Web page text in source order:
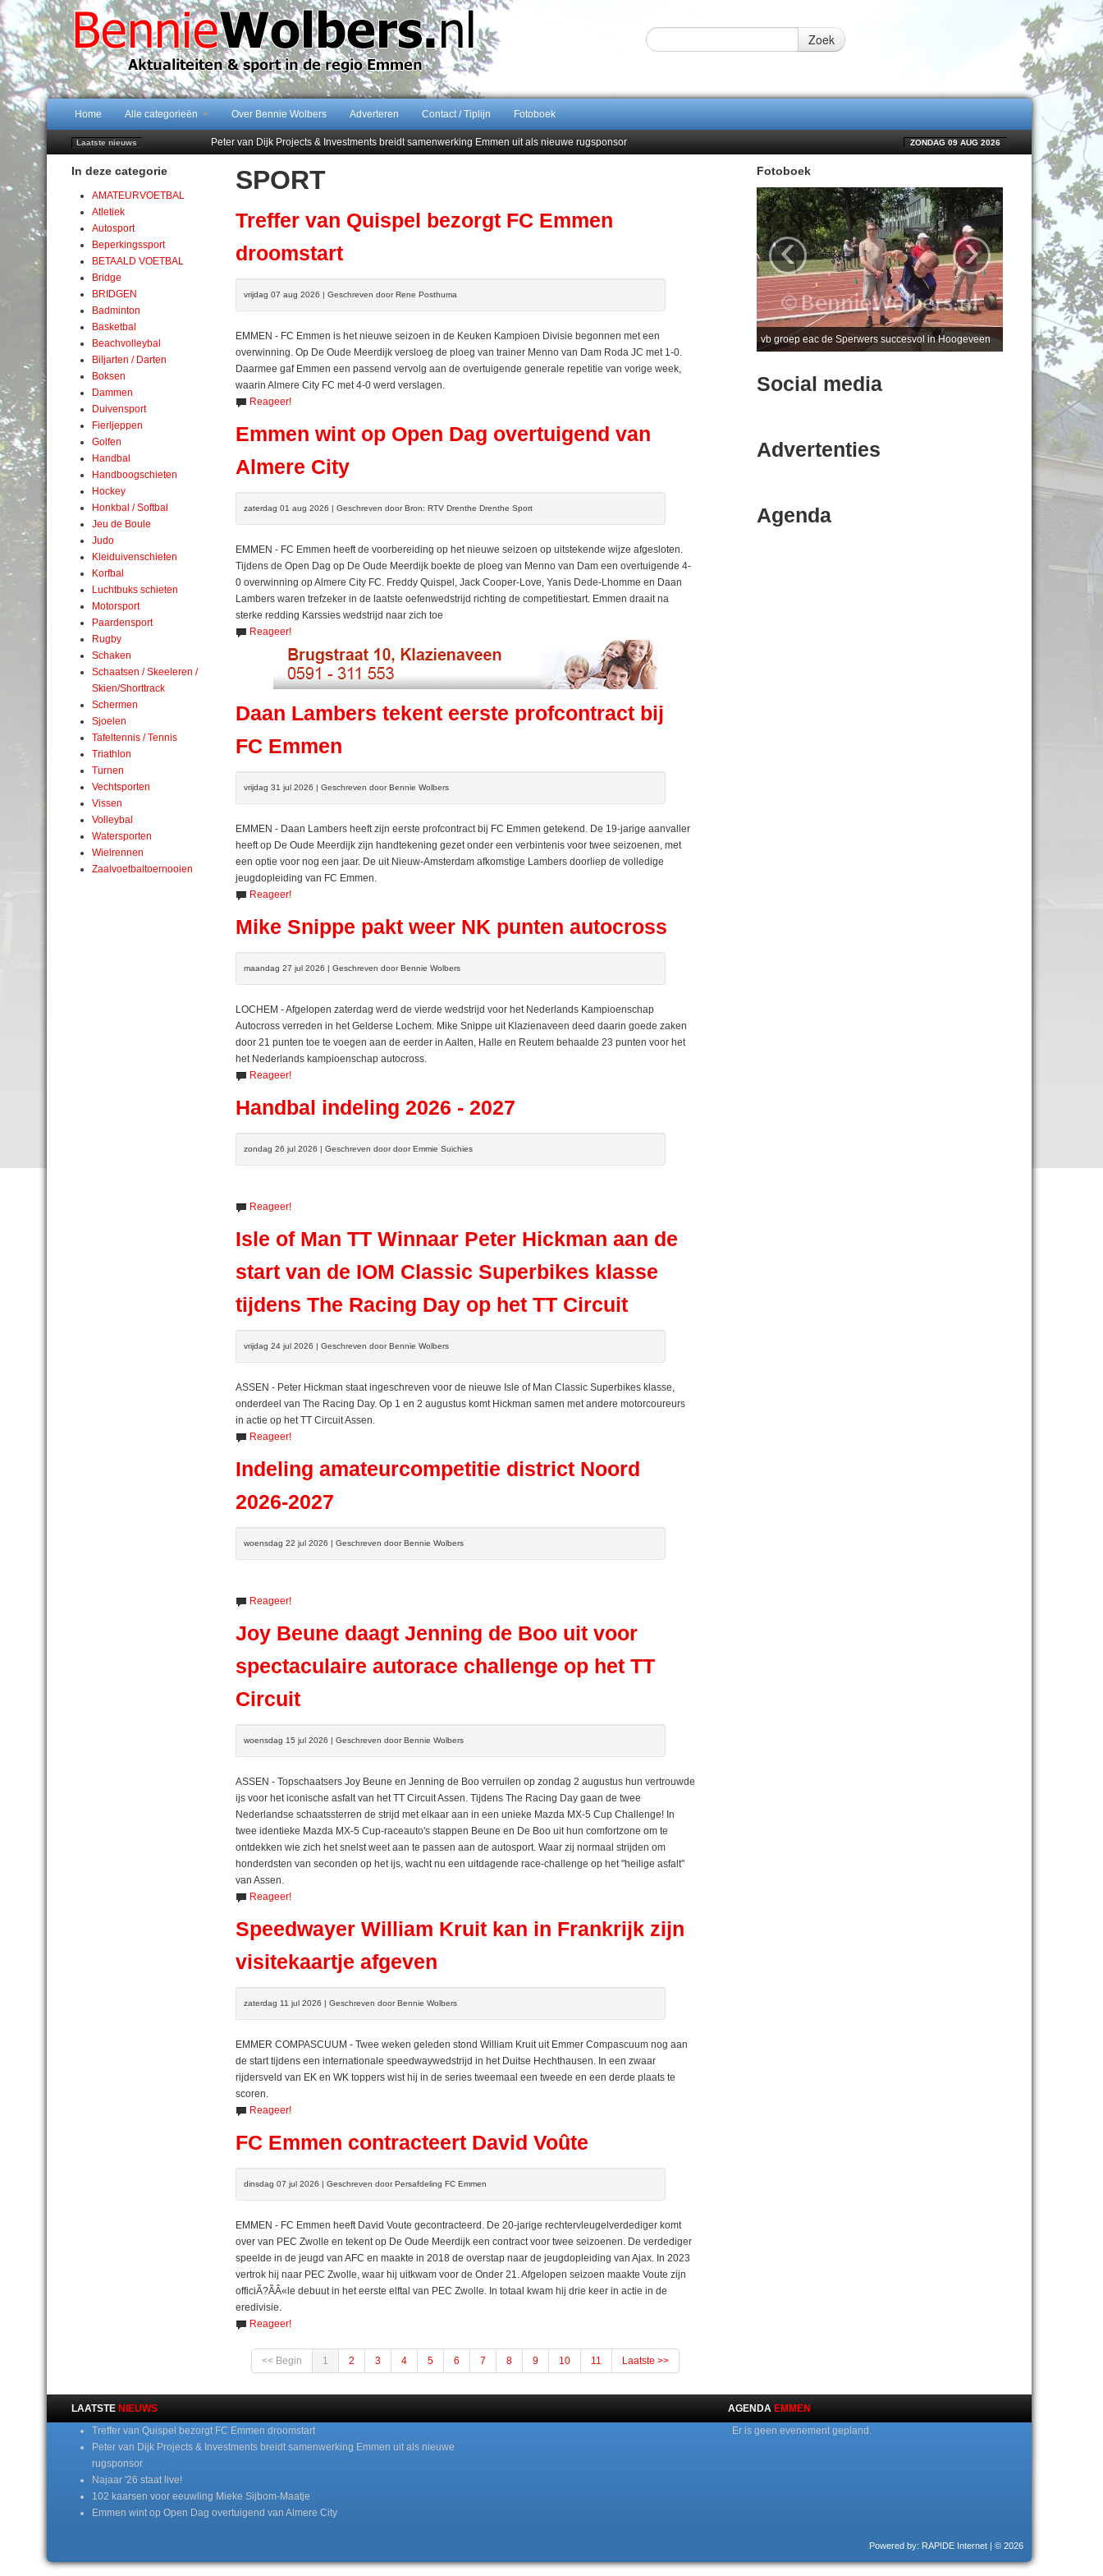
Zoek
Home Alle categorieën Over Bennie Wolbers Adverteren Contact / Tiplijn Fotoboek
Laatste nieuws
Peter van Dijk Projects & Investments breidt samenwerking Emmen uit als nieuwe rugsponsor
102 kaarsen voor eeuwling Mieke Sijbom-Maatje
Emmen wint op Open Dag overtuigend van Almere City
ZONDAG 09 AUG 2026
In deze categorie
AMATEURVOETBAL
Atletiek
Autosport
Beperkingssport
BETAALD VOETBAL
Bridge
BRIDGEN
Badminton
Basketbal
Beachvolleybal
Biljarten / Darten
Boksen
Dammen
Duivensport
Fierljeppen
Golfen
Handbal
Handboogschieten
Hockey
Honkbal / Softbal
Jeu de Boule
Judo
Kleiduivenschieten
Korfbal
Luchtbuks schieten
Motorsport
Paardensport
Rugby
Schaken
Schaatsen / Skeeleren /
Skien/Shorttrack
Schermen
Sjoelen
Tafeltennis / Tennis
Triathlon
Turnen
Vechtsporten
Vissen
Volleybal
Watersporten
Wielrennen
Zaalvoetbaltoernooien
SPORT
Treffer van Quispel bezorgt FC Emmen
droomstart
vrijdag 07 aug 2026 | Geschreven door Rene Posthuma
EMMEN - FC Emmen is het nieuwe seizoen in de Keuken Kampioen Divisie begonnen met een
overwinning. Op De Oude Meerdijk versloeg de ploeg van trainer Menno van Dam Roda JC met 1-0.
Daarmee gaf Emmen een passend vervolg aan de overtuigende generale repetitie van vorige week,
waarin Almere City FC met 4-0 werd verslagen.
Reageer!
Emmen wint op Open Dag overtuigend van
Almere City
zaterdag 01 aug 2026 | Geschreven door Bron: RTV Drenthe Drenthe Sport
EMMEN - FC Emmen heeft de voorbereiding op het nieuwe seizoen op uitstekende wijze afgesloten.
Tijdens de Open Dag op De Oude Meerdijk boekte de ploeg van Menno van Dam een overtuigende 4-
0 overwinning op Almere City FC. Freddy Quispel, Jack Cooper-Love, Yanis Dede-Lhomme en Daan
Lambers waren trefzeker in de laatste oefenwedstrijd richting de competitiestart. Emmen draait na
sterke redding Karssies wedstrijd naar zich toe
Reageer!
Daan Lambers tekent eerste profcontract bij
FC Emmen
vrijdag 31 jul 2026 | Geschreven door Bennie Wolbers
EMMEN - Daan Lambers heeft zijn eerste profcontract bij FC Emmen getekend. De 19-jarige aanvaller
heeft op De Oude Meerdijk zijn handtekening gezet onder een verbintenis voor twee seizoenen, met
een optie voor nog een jaar. De uit Nieuw-Amsterdam afkomstige Lambers doorliep de volledige
jeugdopleiding van FC Emmen.
Reageer!
Mike Snippe pakt weer NK punten autocross
maandag 27 jul 2026 | Geschreven door Bennie Wolbers
LOCHEM - Afgelopen zaterdag werd de vierde wedstrijd voor het Nederlands Kampioenschap
Autocross verreden in het Gelderse Lochem. Mike Snippe uit Klazienaveen deed daarin goede zaken
door 21 punten toe te voegen aan de eerder in Aalten, Halle en Reutem behaalde 23 punten voor het
het Nederlands kampioenschap autocross.
Reageer!
Handbal indeling 2026 - 2027
zondag 26 jul 2026 | Geschreven door door Emmie Suichies
Reageer!
Isle of Man TT Winnaar Peter Hickman aan de
start van de IOM Classic Superbikes klasse
tijdens The Racing Day op het TT Circuit
vrijdag 24 jul 2026 | Geschreven door Bennie Wolbers
ASSEN - Peter Hickman staat ingeschreven voor de nieuwe Isle of Man Classic Superbikes klasse,
onderdeel van The Racing Day. Op 1 en 2 augustus komt Hickman samen met andere motorcoureurs
in actie op het TT Circuit Assen.
Reageer!
Indeling amateurcompetitie district Noord
2026-2027
woensdag 22 jul 2026 | Geschreven door Bennie Wolbers
Reageer!
Joy Beune daagt Jenning de Boo uit voor
spectaculaire autorace challenge op het TT
Circuit
woensdag 15 jul 2026 | Geschreven door Bennie Wolbers
ASSEN - Topschaatsers Joy Beune en Jenning de Boo verruilen op zondag 2 augustus hun vertrouwde
ijs voor het iconische asfalt van het TT Circuit Assen. Tijdens The Racing Day gaan de twee
Nederlandse schaatssterren de strijd met elkaar aan in een unieke Mazda MX-5 Cup Challenge! In
twee identieke Mazda MX-5 Cup-raceauto's stappen Beune en De Boo uit hun comfortzone om te
ontdekken wie zich het snelst weet aan te passen aan de autosport. Waar zij normaal strijden om
honderdsten van seconden op het ijs, wacht nu een uitdagende race-challenge op het "heilige asfalt"
van Assen.
Reageer!
Speedwayer William Kruit kan in Frankrijk zijn
visitekaartje afgeven
zaterdag 11 jul 2026 | Geschreven door Bennie Wolbers
EMMER COMPASCUUM - Twee weken geleden stond William Kruit uit Emmer Compascuum nog aan
de start tijdens een internationale speedwaywedstrijd in het Duitse Hechthausen. In een zwaar
rijdersveld van EK en WK toppers wist hij in de series tweemaal een tweede en een derde plaats te
scoren.
Reageer!
FC Emmen contracteert David Voûte
dinsdag 07 jul 2026 | Geschreven door Persafdeling FC Emmen
EMMEN - FC Emmen heeft David Voute gecontracteerd. De 20-jarige rechtervleugelverdediger komt
over van PEC Zwolle en tekent op De Oude Meerdijk een contract voor twee seizoenen. De verdediger
speelde in de jeugd van AFC en maakte in 2018 de overstap naar de jeugdopleiding van Ajax. In 2023
vertrok hij naar PEC Zwolle, waar hij uitkwam voor de Onder 21. Afgelopen seizoen maakte Voute zijn
officiÃ?ÃÂ«le debuut in het eerste elftal van PEC Zwolle. In totaal kwam hij drie keer in actie in de
eredivisie.
Reageer!
<< Begin 1 2 3 4 5 6 7 8 9 10 11 Laatste >>
Fotoboek
vb groep eac de Sperwers succesvol in Hoogeveen
‹ ›
Social media
Advertenties
Agenda
LAATSTE NIEUWS
Treffer van Quispel bezorgt FC Emmen droomstart
Peter van Dijk Projects & Investments breidt samenwerking Emmen uit als nieuwe
rugsponsor
Najaar '26 staat live!
102 kaarsen voor eeuwling Mieke Sijbom-Maatje
Emmen wint op Open Dag overtuigend van Almere City
AGENDA EMMEN
Er is geen evenement gepland.
Powered by: RAPIDE Internet | © 2026